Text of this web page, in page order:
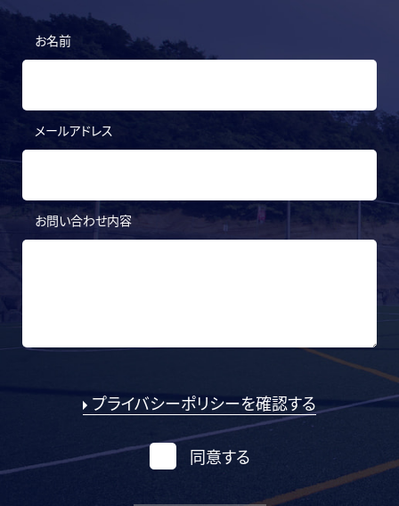
お名前
メールアドレス
お問い合わせ内容
プライバシーポリシーを確認する
同意する